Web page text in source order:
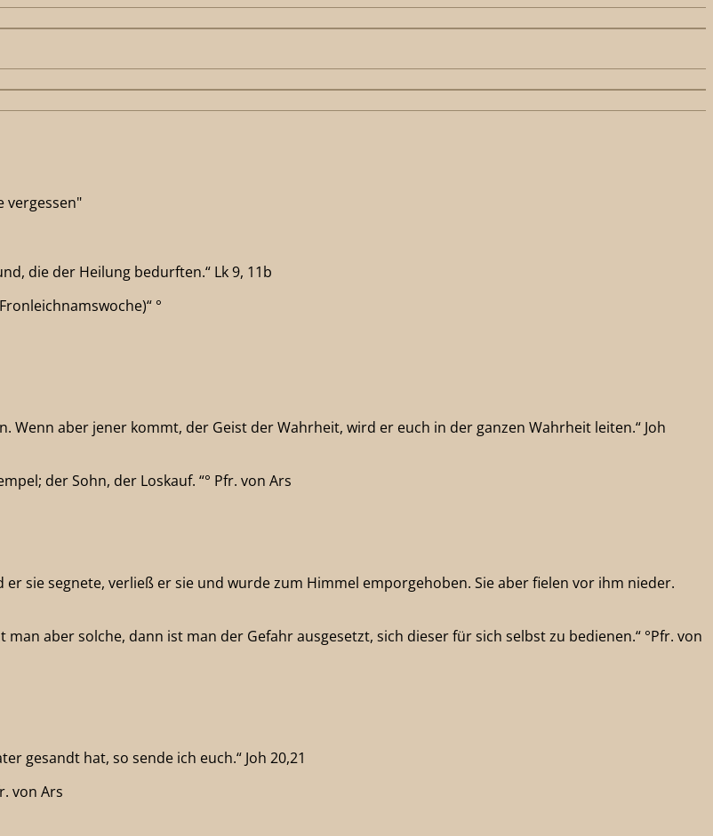
vergessen"
die der Heilung bedurften.“ Lk 9, 11b
°
Wenn aber jener kommt, der Geist der Wahrheit, wird er euch in der ganzen Wahrheit leiten.“ Joh
der Sohn, der Loskauf. “° Pfr. von Ars
sie segnete, verließ er sie und wurde zum Himmel emporgehoben. Sie aber fielen vor ihm nieder.
aber solche, dann ist man der Gefahr ausgesetzt, sich dieser für sich selbst zu bedienen.“ °Pfr. von
gesandt hat, so sende ich euch.“ Joh 20,21
von Ars